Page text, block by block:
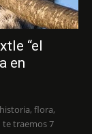
“el
en
flora,
te traemos 7